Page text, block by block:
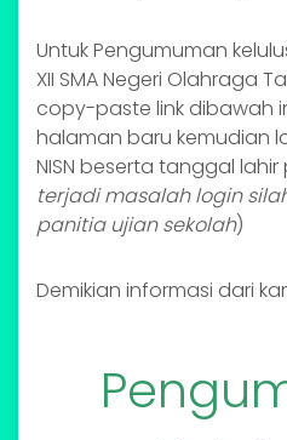
Untuk Pengumuman
XII SMA Negeri Olahraga
copy-paste link dibawah
halaman baru kemudian
NISN beserta tanggal lahir
terjadi masalah login
panitia ujian sekolah)
Demikian informasi dari